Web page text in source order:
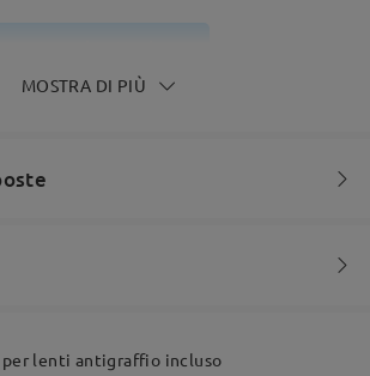
recensioni
MOSTRA DI PIÙ
qualsiasi commento sulla montatura.
lenti antigraffio incluso